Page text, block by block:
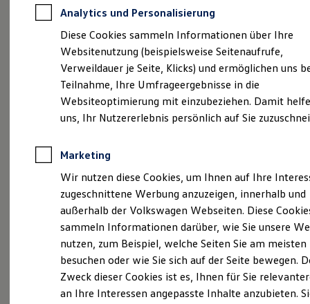
Autokredit mit Schlussrate
Versicherungen und Garantien
Kfz-Versicherung
Restschuldversicherungen
Garantien
Wartungsverträge
Geschäftskunden
Professional Class bei Volkswagen
Großkunden
Behörden
Anpfiff zum Gewinn
Elektroautos
ID. Tutorials
Elektrofahrzeugkonzepte
Reichweite
Reichweite der ID. Modelle
Reichweite im Winter
Laden
Laden unterwegs
Probefahrt vereinbaren
Fahrzeugangebot anfordern
Analytics und Personalisierung
Diese Cookies sammeln Informationen über Ihre
Websitenutzung (beispielsweise Seitenaufrufe,
Verweildauer je Seite, Klicks) und ermöglichen uns
Teilnahme, Ihre Umfrageergebnisse in die
Websiteoptimierung mit einzubeziehen. Damit
uns, Ihr Nutzererlebnis persönlich auf Sie
Marketing
Wir nutzen diese Cookies, um Ihnen auf Ihre
zugeschnittene Werbung anzuzeigen, innerhalb und
außerhalb der Volkswagen Webseiten. Diese
sammeln Informationen darüber, wie Sie unsere
nutzen, zum Beispiel, welche Seiten Sie am meisten
besuchen oder wie Sie sich auf der Seite bewegen.
Zweck dieser Cookies ist es, Ihnen für Sie
an Ihre Interessen angepasste Inhalte anzubieten.